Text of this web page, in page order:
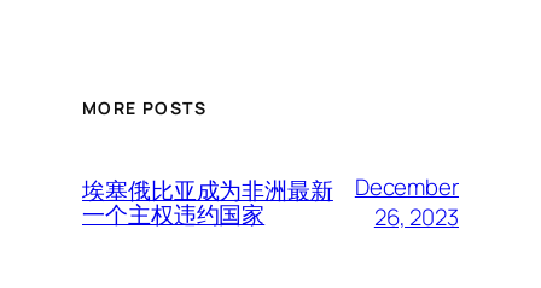
MORE POSTS
埃塞俄比亚成为非洲最新
一个主权违约国家
December
26, 2023